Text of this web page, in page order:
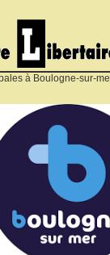
à Boulogne-sur-